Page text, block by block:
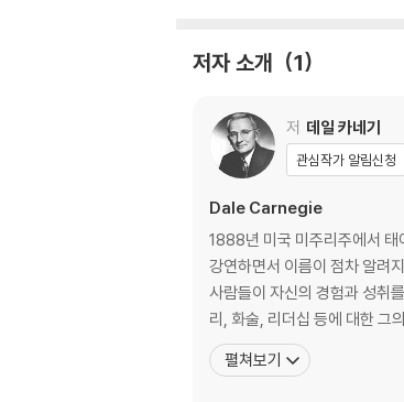
저자 소개 1
저 데일 카네기
관심작가 알림신청
Dale Carnegie
1888년 미국 미주리주에서 태
강연하면서 이름이 점차 알려
사람들이 자신의 경험과 성취
리, 화술, 리더십 등에 대한 그
펼쳐보기